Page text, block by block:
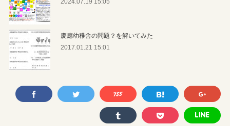
慶應幼稚舎の問題？を解いてみた
2017.01.21 15:01